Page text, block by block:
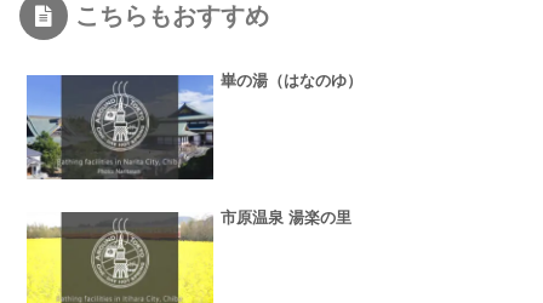
こちらもおすすめ
崋の湯（はなのゆ）
市原温泉 湯楽の里